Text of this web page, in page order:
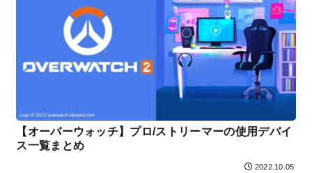
【オーバーウォッチ】プロ/ストリーマーの使用デバイ
ス一覧まとめ
2022.10.05